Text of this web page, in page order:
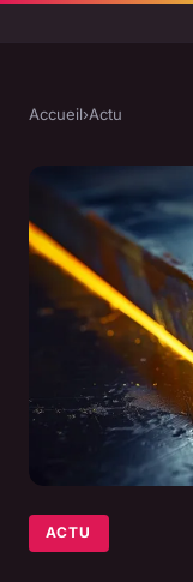
Accueil›Actu
ACTU